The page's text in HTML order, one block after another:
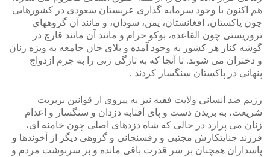
هم اکنون با وجود سرمایه گذاری عربستان سعودی در کشورهایی
چون پاکستان، افغانستان، یمن، سودان، و مانند آن گروههای
تروریستی چون القاعده، بوکو حرام و مانند آن مانند قارچ در
گوشه کنار هر کشور به وجود آمده و بلای جان جامعه به ویژه زنان
و دختران می شوند. تا آنجا که به تازگی زنی را به جرم ازدواج
پنهانی در پاکستان سنگسار کردند .
رژیم ضد انسانی ولایت فقیه نیز به پیروی از قوانین بربریت
شریعت، به بریدن دست و پای آفتابه دزدان و سنگسار و اعدام
زنان می پرازد در حالی که شاه دزدهای اصلی چون خامنه ای،
فرزند جنایتکارش مجتبی و رفسنجانی و گروهی دیگر از آخوندها و
پاسداران همچنان بر سر قدرت باقی مانده و بر سرنوشت مردم و